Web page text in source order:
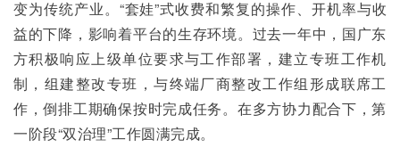
变为传统产业。“套娃”式收费和繁复的操作、开机率与收
益的下降，影响着平台的生存环境。过去一年中，国广东
方积极响应上级单位要求与工作部署，建立专班工作机
制，组建整改专班，与终端厂商整改工作组形成联席工
作，倒排工期确保按时完成任务。在多方协力配合下，第
一阶段“双治理”工作圆满完成。